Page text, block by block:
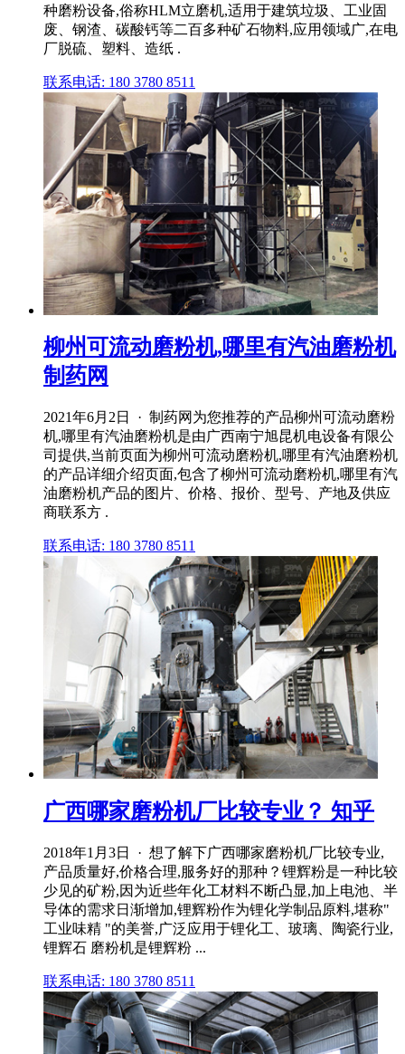
种磨粉设备,俗称HLM立磨机,适用于建筑垃圾、工业固
废、钢渣、碳酸钙等二百多种矿石物料,应用领域广,在电
厂脱硫、塑料、造纸 .
联系电话: 180 3780 8511
柳州可流动磨粉机,哪里有汽油磨粉机
制药网
2021年6月2日 · 制药网为您推荐的产品柳州可流动磨粉
机,哪里有汽油磨粉机是由广西南宁旭昆机电设备有限公
司提供,当前页面为柳州可流动磨粉机,哪里有汽油磨粉机
的产品详细介绍页面,包含了柳州可流动磨粉机,哪里有汽
油磨粉机产品的图片、价格、报价、型号、产地及供应
商联系方 .
联系电话: 180 3780 8511
广西哪家磨粉机厂比较专业？ 知乎
2018年1月3日 · 想了解下广西哪家磨粉机厂比较专业,
产品质量好,价格合理,服务好的那种？锂辉粉是一种比较
少见的矿粉,因为近些年化工材料不断凸显,加上电池、半
导体的需求日渐增加,锂辉粉作为锂化学制品原料,堪称"
工业味精 "的美誉,广泛应用于锂化工、玻璃、陶瓷行业,
锂辉石 磨粉机是锂辉粉 ...
联系电话: 180 3780 8511